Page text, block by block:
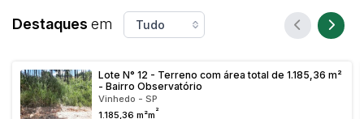
Busca por categoria
Diversos
Bens diversos
Imóveis
Bairro
Fale Conosco
Destaques em
Lote N° 12 - Terreno com área total de 1.185,36 m²
- Bairro Observatório
Vinhedo - SP
1.185,36 m²m²